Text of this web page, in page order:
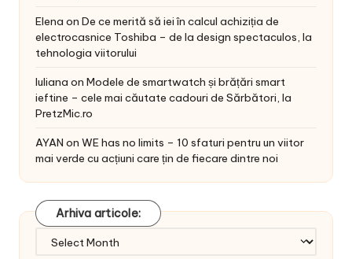
Elena on De ce merită să iei în calcul achiziția de
electrocasnice Toshiba – de la design spectaculos, la
tehnologia viitorului
Iuliana on Modele de smartwatch și brățări smart
ieftine – cele mai căutate cadouri de Sărbători, la
PretzMic.ro
AYAN on WE has no limits – 10 sfaturi pentru un viitor
mai verde cu acțiuni care țin de fiecare dintre noi
Arhiva articole:
Arhiva